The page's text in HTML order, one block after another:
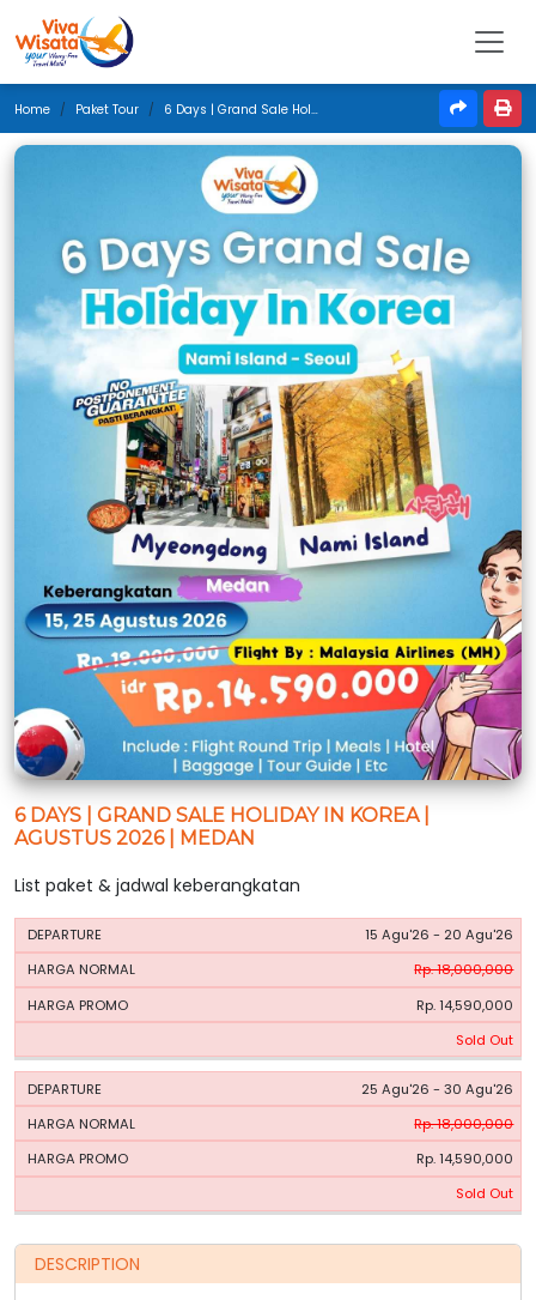
Home Paket Tour 6 Days | Grand Sale Holiday In Korea | Agustus 2026 | Medan
6 DAYS | GRAND SALE HOLIDAY IN KOREA |
AGUSTUS 2026 | MEDAN
List paket & jadwal keberangkatan
PERIODE
HARGA
15 Agu'26 - 20 Agu'26
Rp. 18,000,000
Rp. 14,590,000
Sold Out
25 Agu'26 - 30 Agu'26
Rp. 18,000,000
Rp. 14,590,000
Sold Out
DESCRIPTION